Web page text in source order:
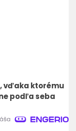
vďaka ktorému
podľa seba